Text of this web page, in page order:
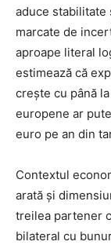
aduce
marcate de
aproape literal
estimează că
crește cu până
europene ar
euro pe an din
Contextul
arată și
treilea partener
bilateral cu